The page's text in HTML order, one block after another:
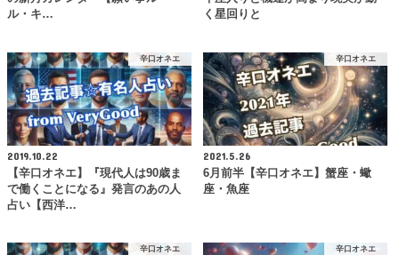
ル・キ…
く星回りと
辛口オネエ
2019.10.22
【辛口オネエ】『現代人は90歳ま
で働くことになる』発言のあの人
占い【西洋…
辛口オネエ
2021.5.26
6月前半【辛口オネエ】蟹座・蠍
座・魚座
辛口オネエ 辛口オネエ